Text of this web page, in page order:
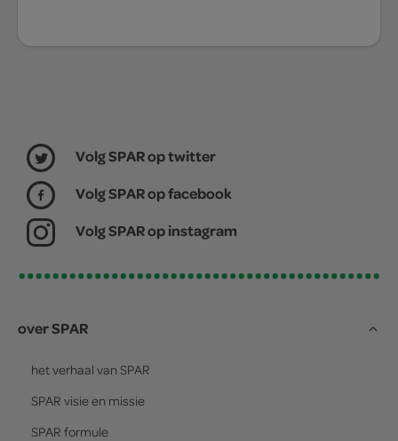
Volg SPAR op twitter
Volg SPAR op facebook
Volg SPAR op instagram
over SPAR
het verhaal van SPAR
SPAR visie en missie
SPAR formule